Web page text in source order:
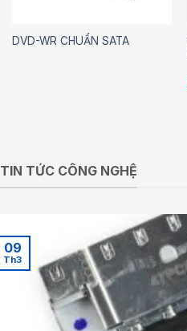
DVD-WR CHUẨN SATA
TIN TỨC CÔNG NGHỆ
09
Th3